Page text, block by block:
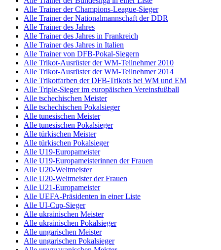
Alle Trainer der Champions-League-Sieger
Alle Trainer der Nationalmannschaft der DDR
Alle Trainer des Jahres
Alle Trainer des Jahres in Frankreich
Alle Trainer des Jahres in Italien
Alle Trainer von DFB-Pokal-Siegern
Alle Trikot-Ausrüster der WM-Teilnehmer 2010
Alle Trikot-Ausrüster der WM-Teilnehmer 2014
Alle Trikotfarben der DFB-Trikots bei WM und EM
Alle Triple-Sieger im europäischen Vereinsfußball
Alle tschechischen Meister
Alle tschechischen Pokalsieger
Alle tunesischen Meister
Alle tunesischen Pokalsieger
Alle türkischen Meister
Alle türkischen Pokalsieger
Alle U19-Europameister
Alle U19-Europameisterinnen der Frauen
Alle U20-Weltmeister
Alle U20-Weltmeister der Frauen
Alle U21-Europameister
Alle UEFA-Präsidenten in einer Liste
Alle UI-Cup-Sieger
Alle ukrainischen Meister
Alle ukrainischen Pokalsieger
Alle ungarischen Meister
Alle ungarischen Pokalsieger